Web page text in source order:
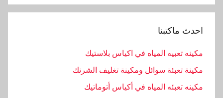
احدث ماكتبنا
مكينه تعبيه المياه في اكياس بلاستيك
مكينة تعبئة سوائل ومكينة تغليف الشرنك
مكينه تعبئه المياه في أكياس أتوماتيك